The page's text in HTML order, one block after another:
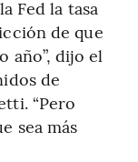
Fed la tasa
de que
año”, dijo el
de
“Pero
sea más